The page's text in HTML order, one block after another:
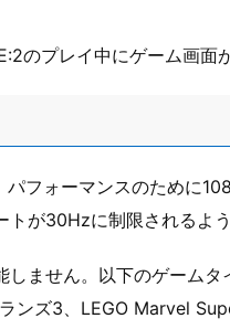
のプレイ中にゲーム画面
パフォーマンスのために
が30Hzに制限されるよう
しません。以下のゲーム
ンズ3、LEGO Marvel